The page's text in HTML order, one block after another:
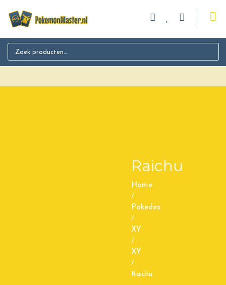
Search for:
Raichu
Home
/
Pokedex
/
XY
/
XY
/
Raichu